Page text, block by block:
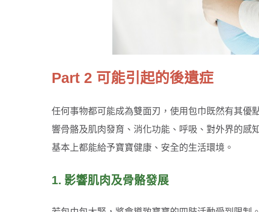
Part 2 可能引起的後遺症
任何事物都可能成為雙面刃，使用包巾既然有其優
響骨骼及肌肉發育、消化功能、呼吸、對外界的感
基本上都能給予寶寶健康、安全的生活環境。
1. 影響肌肉及骨骼發展